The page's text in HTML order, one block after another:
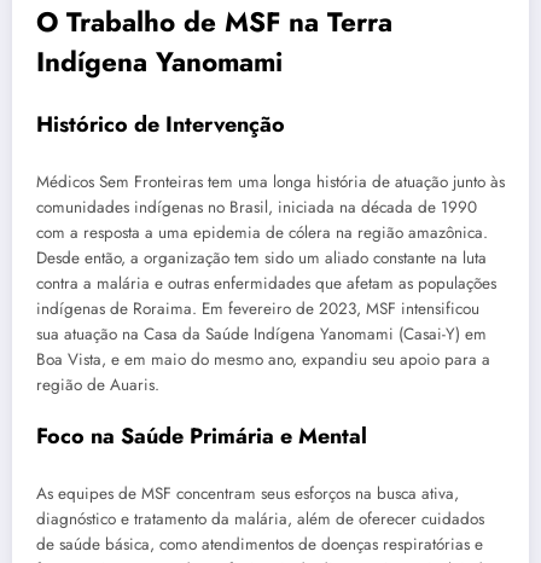
O Trabalho de MSF na Terra
Indígena Yanomami
Histórico de Intervenção
Médicos Sem Fronteiras tem uma longa história de atuação junto às
comunidades indígenas no Brasil, iniciada na década de 1990
com a resposta a uma epidemia de cólera na região amazônica.
Desde então, a organização tem sido um aliado constante na luta
contra a malária e outras enfermidades que afetam as populações
indígenas de Roraima. Em fevereiro de 2023, MSF intensificou
sua atuação na Casa da Saúde Indígena Yanomami (Casai-Y) em
Boa Vista, e em maio do mesmo ano, expandiu seu apoio para a
região de Auaris.
Foco na Saúde Primária e Mental
As equipes de MSF concentram seus esforços na busca ativa,
diagnóstico e tratamento da malária, além de oferecer cuidados
de saúde básica, como atendimentos de doenças respiratórias e